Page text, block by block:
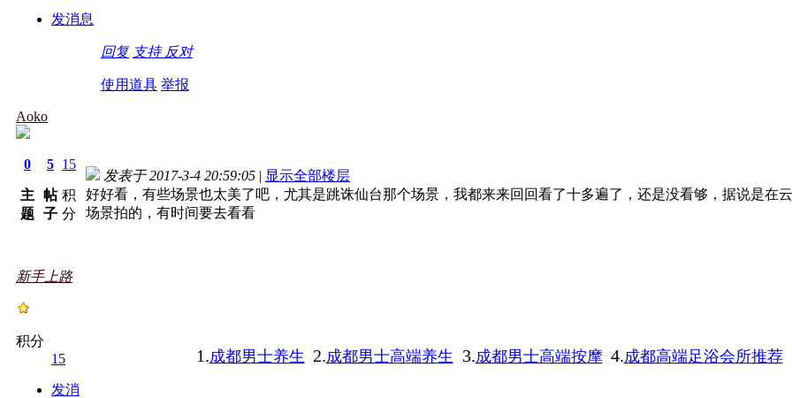
发消息
回复 支持 反对
使用道具 举报
Aoko
0
主
题
5
帖
子
15
积
分
新手上路
积分
15
发消
发表于 2017-3-4 20:59:05 | 显示全部楼层
好好看，有些场景也太美了吧，尤其是跳诛仙台那个场景，我都来来回回看了十多遍了，还是没看够，据说是在
场景拍的，有时间要去看看
1.成都男士养生 2.成都男士高端养生 3.成都男士高端按摩 4.成都高端足浴会所推荐